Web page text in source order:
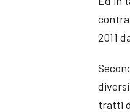
2011
tratti